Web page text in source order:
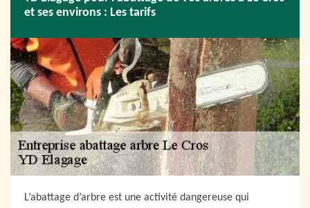
et ses environs : Les tarifs
L’abattage d’arbre est une activité dangereuse qui